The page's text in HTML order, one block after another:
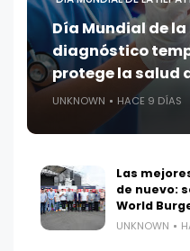
Día Mundial de
diagnóstico
protege la salud
UNKNOWN HACE 9 DÍAS
Las
de nuevo:
World
UNKNOWN